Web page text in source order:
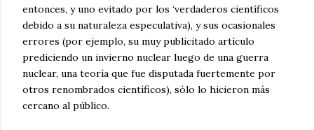
entonces, y uno evitado por los ‘verdaderos científicos
debido a su naturaleza especulativa), y sus ocasionales
errores (por ejemplo, su muy publicitado artículo
prediciendo un invierno nuclear luego de una guerra
nuclear, una teoría que fue disputada fuertemente por
otros renombrados científicos), sólo lo hicieron más
cercano al público.